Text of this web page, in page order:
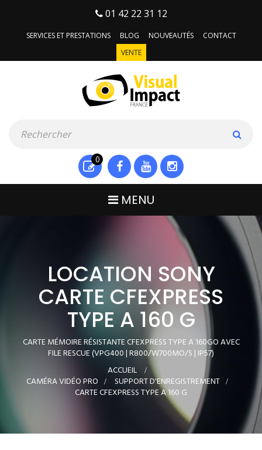
01 42 22 31 12
SERVICES ET PRESTATIONS BLOG NOUVEAUTÉS
CONTACT
VENTE
0
MENU
LOCATION SONY
CARTE CFEXPRESS
TYPE A 160 G
CARTE MÉMOIRE RÉSISTANTE CFEXPRESS TYPE A 160GO AVEC
FILE RESCUE (VPG400 | R800/W700MO/S | IP57)
ACCUEIL >
CAMÉRA VIDÉO PRO > SUPPORT D'ENREGISTREMENT >
CARTE CFEXPRESS TYPE A 160 G